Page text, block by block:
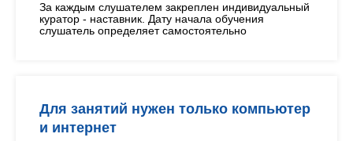
За каждым слушателем закреплен индивидуальный
куратор - наставник. Дату начала обучения
слушатель определяет самостоятельно
Для занятий нужен только компьютер
и интернет